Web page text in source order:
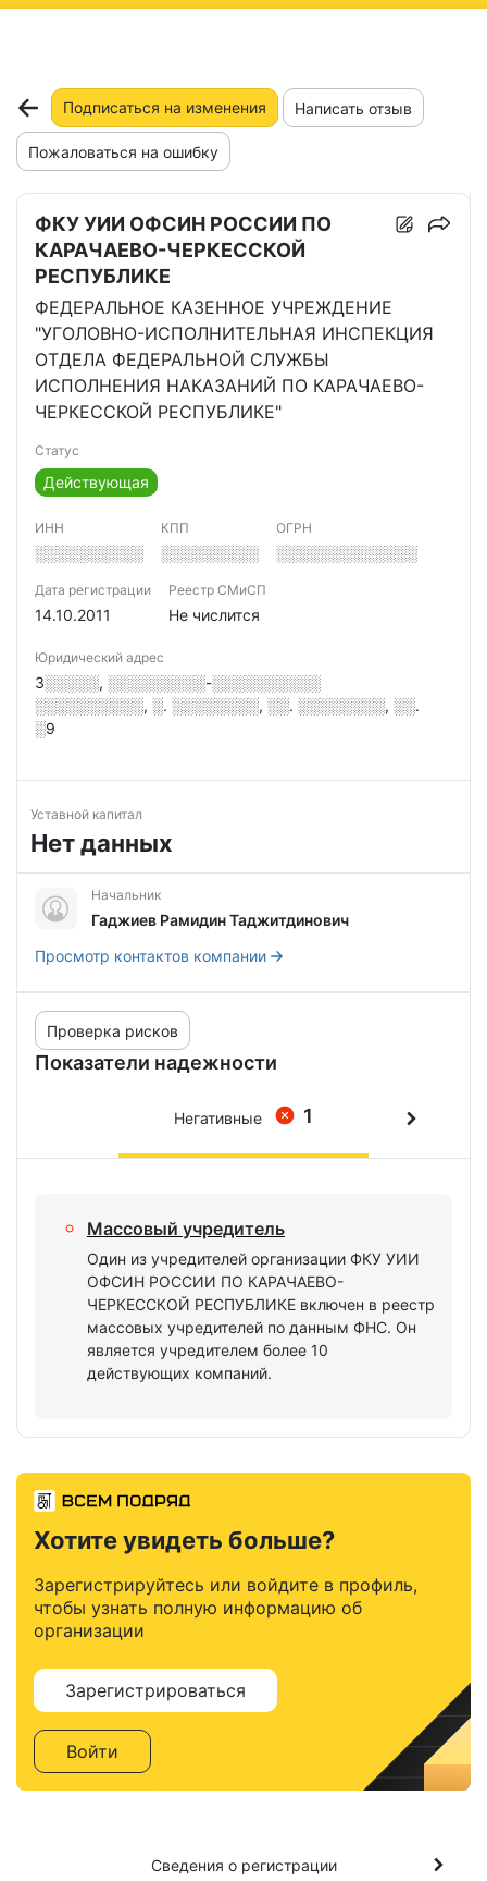
Подписаться на изменения Написать отзыв
Пожаловаться на ошибку
ФКУ УИИ ОФСИН РОССИИ ПО
КАРАЧАЕВО-ЧЕРКЕССКОЙ
РЕСПУБЛИКЕ
ФЕДЕРАЛЬНОЕ КАЗЕННОЕ УЧРЕЖДЕНИЕ
"УГОЛОВНО-ИСПОЛНИТЕЛЬНАЯ ИНСПЕКЦИЯ
ОТДЕЛА ФЕДЕРАЛЬНОЙ СЛУЖБЫ
ИСПОЛНЕНИЯ НАКАЗАНИЙ ПО КАРАЧАЕВО-
ЧЕРКЕССКОЙ РЕСПУБЛИКЕ"
Статус
Действующая
ИНН
░░░░░░░░░░
КПП
░░░░░░░░░
ОГРН
░░░░░░░░░░░░░
Дата регистрации
14.10.2011
Реестр СМиСП
Не числится
Юридический адрес
3░░░░░, ░░░░░░░░░-░░░░░░░░░░
░░░░░░░░░░, ░. ░░░░░░░░, ░░. ░░░░░░░░, ░░.
░9
Уставной капитал
Нет данных
Начальник
Гаджиев Рамидин Таджитдинович
Просмотр контактов компании
Показатели надежности
Проверка рисков
1
Негативные
Массовый учредитель
Один из учредителей организации ФКУ УИИ
ОФСИН РОССИИ ПО КАРАЧАЕВО-
ЧЕРКЕССКОЙ РЕСПУБЛИКЕ включен в реестр
массовых учредителей по данным ФНС. Он
является учредителем более 10
действующих компаний.
Хотите увидеть больше?
Зарегистрируйтесь или войдите в профиль,
чтобы узнать полную информацию об
организации
Зарегистрироваться
Войти
Сведения о регистрации